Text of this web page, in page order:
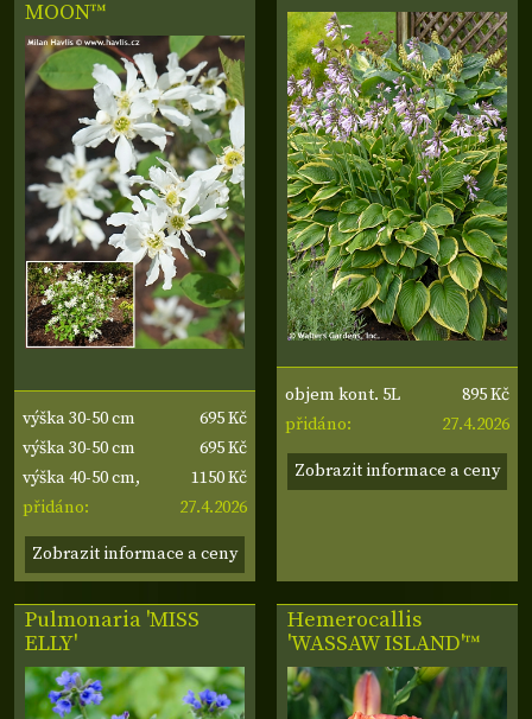
MOON™
výška 30-50 cm
695 Kč
výška 30-50 cm
695 Kč
výška 40-50 cm,
šířka 30-40 cm
1150 Kč
přidáno:
27.4.2026
Zobrazit informace a ceny
objem kont. 5L
895 Kč
přidáno:
27.4.2026
Zobrazit informace a ceny
Pulmonaria 'MISS
ELLY'
Hemerocallis
'WASSAW ISLAND'™